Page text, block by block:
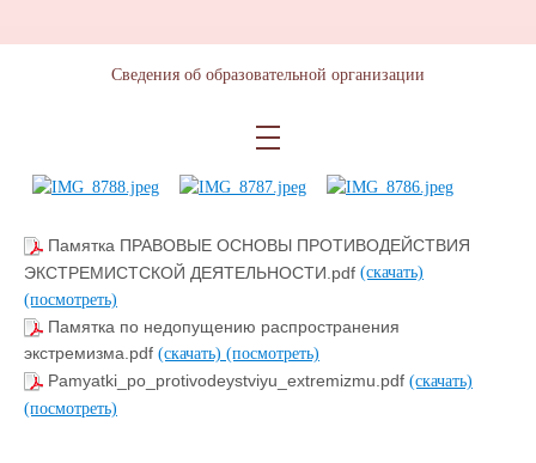
Памятка ПРАВОВЫЕ ОСНОВЫ ПРОТИВОДЕЙСТВИЯ
ЭКСТРЕМИСТСКОЙ ДЕЯТЕЛЬНОСТИ.pdf (скачать)
(посмотреть)
Памятка по недопущению распространения
экстремизма.pdf (скачать) (посмотреть)
Pamyatki_po_protivodeystviyu_extremizmu.pdf (скачать)
(посмотреть)
Сведения об образовательной организации